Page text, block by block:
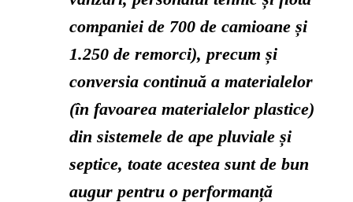
companiei de 700 de camioane și
1.250 de remorci), precum și
conversia continuă a materialelor
(în favoarea materialelor plastice)
din sistemele de ape pluviale și
septice, toate acestea sunt de bun
augur pentru o performanță